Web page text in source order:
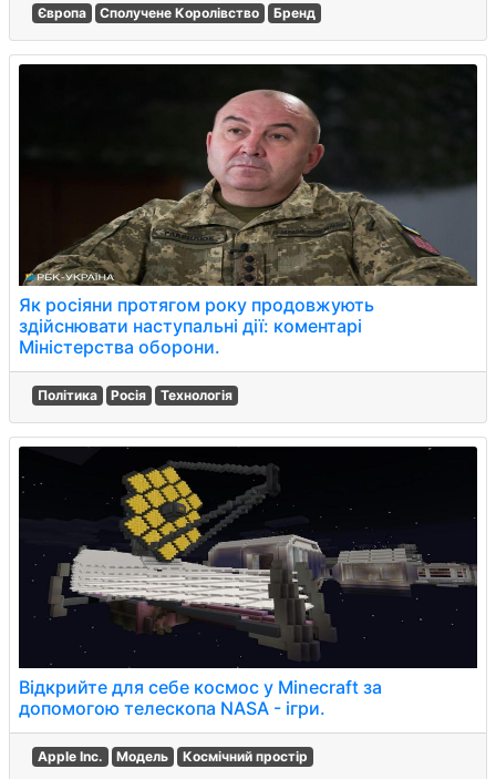
Європа Сполучене Королівство Бренд
Як росіяни протягом року продовжують
здійснювати наступальні дії: коментарі
Міністерства оборони.
Політика Росія Технологія
Відкрийте для себе космос у Minecraft за
допомогою телескопа NASA - ігри.
Apple Inc. Модель Космічний простір